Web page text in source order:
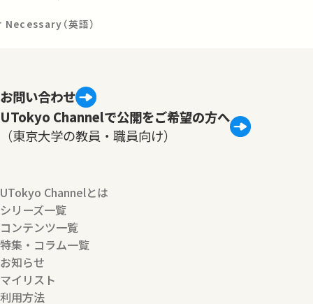
（英語）
お問い合わせ
UTokyo Channelで公開をご希望の方へ
（東京大学の教員・職員向け）
UTokyo Channelとは
シリーズ一覧
コンテンツ一覧
特集・コラム一覧
お知らせ
マイリスト
利用方法